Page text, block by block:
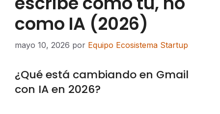
como IA (2026)
mayo 10, 2026 por Equipo Ecosistema Startup
¿Qué está cambiando en Gmail
con IA en 2026?